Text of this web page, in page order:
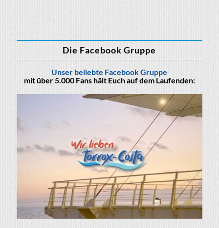
Die Facebook Gruppe
Unser beliebte Facebook Gruppe
mit über 5.000 Fans hält Euch auf dem Laufenden: